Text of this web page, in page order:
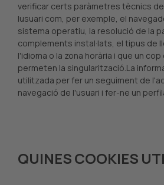
verificar certs paràmetres tècnics
lusuari com, per exemple, el
sistema operatiu, la resolució de la
complements instal·lats, el tipus de
l'idioma o la zona horària i que un
permeten la singularització.La
utilitzada per fer un seguiment de
navegació de l'usuari i fer-ne un
QUINES COOKIES